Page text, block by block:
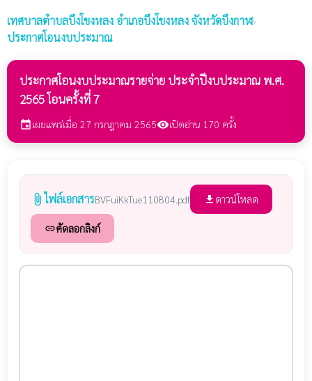
เทศบาลตำบลบึงโขงหลง อำเภอบึงโขงหลง จังหวัดบึงกาฬ›
ประกาศโอนงบประมาณ
ประกาศโอนงบประมาณรายจ่าย ประจำปีงบประมาณ พ.ศ.
2565 โอนครั้งที่ 7
eventเผยแพร่เมื่อ 27 กรกฎาคม 2565visibilityเปิดอ่าน 170 ครั้ง
attach_file ไฟล์เอกสารBVFuiKkTue110804.pdf file_download ดาวน์โหลด
linkคัดลอกลิงก์